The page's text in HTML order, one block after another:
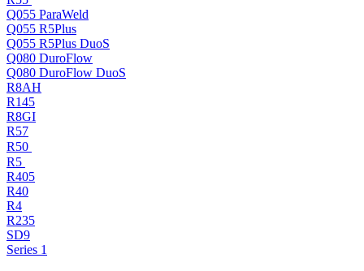
Q055 ParaWeld
Q055 R5Plus
Q055 R5Plus DuoS
Q080 DuroFlow
Q080 DuroFlow DuoS
R8AH
R145
R8GI
R57
R50
R5
R405
R40
R4
R235
SD9
Series 1